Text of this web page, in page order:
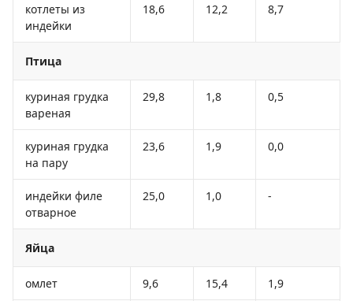
котлеты из
индейки
18,6 12,2 8,7
Птица
куриная грудка
вареная
29,8 1,8 0,5
куриная грудка
на пару
23,6 1,9 0,0
индейки филе
отварное
25,0 1,0 -
Яйца
омлет 9,6 15,4 1,9